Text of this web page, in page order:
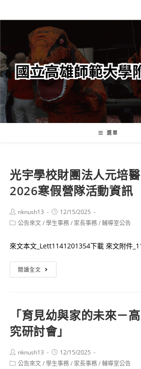
轉
要
內
容
選單
光宇學校財團法人元培
2026寒假營隊活動資訊
Post
author:
nknush13
Post
published:
12/15/2025
Post公告來文/學生事務/ 家長事務/輔導室公告
來文本文_Lett1141201354下載 來文附件
閱讀全文
宇
財
團
法
人
元
「育見幼與家的未來－
究研討會」
Post
author:
nknush13
Post
published:
12/15/2025
Post公告來文/學生事務/ 家長事務/輔導室公告